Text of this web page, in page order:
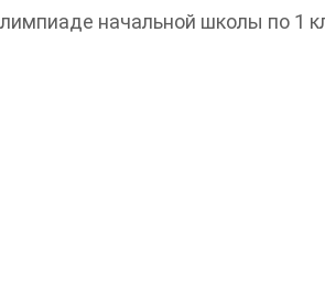
начальной школы по 1